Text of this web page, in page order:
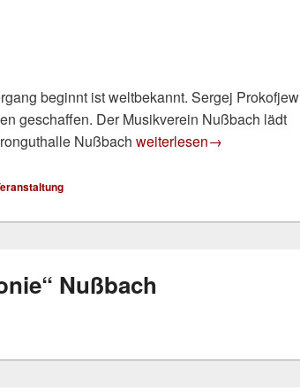
beginnt ist weltbekannt. Sergej Prokofjew
geschaffen. Der Musikverein Nußbach lädt
Nußbach Peter und der Wolf
weiterlesen→
Nußbach